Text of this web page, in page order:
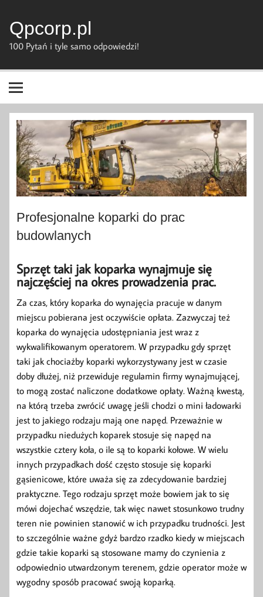
content
Qpcorp.pl
100 Pytań i tyle samo odpowiedzi!
Profesjonalne koparki do prac
budowlanych
Sprzęt taki jak koparka wynajmuje się
najczęściej na okres prowadzenia prac.
Za czas, który koparka do wynajęcia pracuje w danym
miejscu pobierana jest oczywiście opłata. Zazwyczaj też
koparka do wynajęcia udostępniania jest wraz z
wykwalifikowanym operatorem. W przypadku gdy sprzęt
taki jak chociażby koparki wykorzystywany jest w czasie
doby dłużej, niż przewiduje regulamin firmy wynajmującej,
to mogą zostać naliczone dodatkowe opłaty. Ważną kwestą,
na którą trzeba zwrócić uwagę jeśli chodzi o mini ładowarki
jest to jakiego rodzaju mają one napęd. Przeważnie w
przypadku niedużych koparek stosuje się napęd na
wszystkie cztery koła, o ile są to koparki kołowe. W wielu
innych przypadkach dość często stosuje się koparki
gąsienicowe, które uważa się za zdecydowanie bardziej
praktyczne. Tego rodzaju sprzęt może bowiem jak to się
mówi dojechać wszędzie, tak więc nawet stosunkowo trudny
teren nie powinien stanowić w ich przypadku trudności. Jest
to szczególnie ważne gdyż bardzo rzadko kiedy w miejscach
gdzie takie koparki są stosowane mamy do czynienia z
odpowiednio utwardzonym terenem, gdzie operator może w
wygodny sposób pracować swoją koparką.